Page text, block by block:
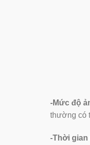
-Mức độ
thường có
-Thời gian